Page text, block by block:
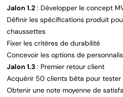
Jalon 1.2 : Développer le concept
Définir les spécifications produit
chaussettes
Fixer les critères de durabilité
Concevoir les options de
Jalon 1.3 : Premier retour client
Acquérir 50 clients bêta pour
Obtenir une note moyenne de